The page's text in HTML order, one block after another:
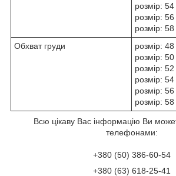
розмір:
розмір:
розмір:
Обхват груди
розмір:
розмір:
розмір:
розмір:
розмір:
розмір:
Всю цікаву Вас інформацію Ви
телефонами:
+380 (50) 386-60-54
+380 (63) 618-25-41